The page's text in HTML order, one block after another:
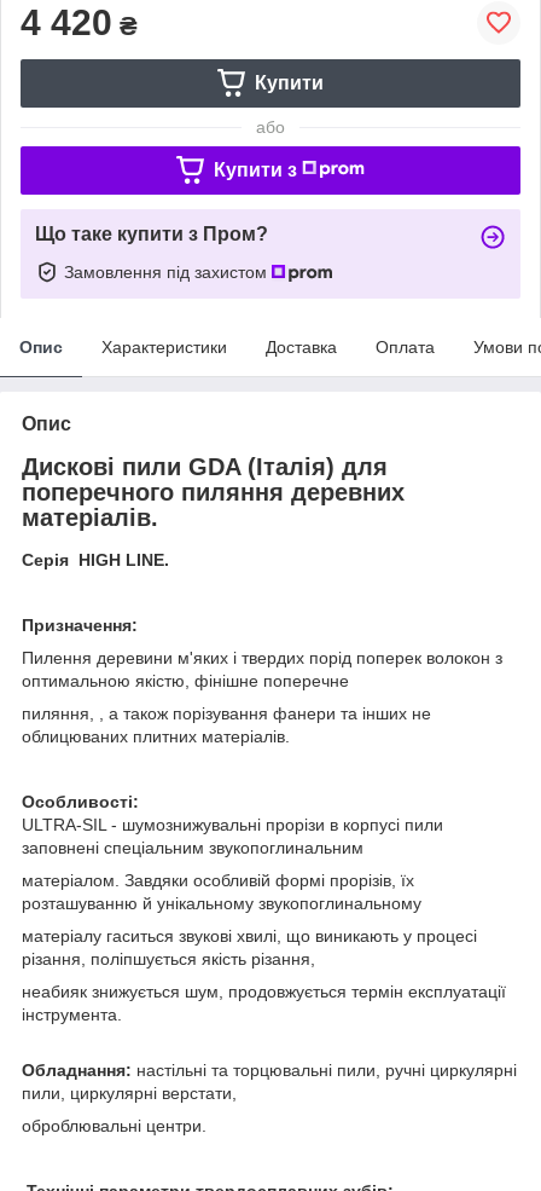
4 420 ₴
Купити
або
Купити з
Що таке купити з Пром?
Замовлення під захистом
Опис Характеристики Доставка Оплата Умови
Опис
Дискові пили GDA (Італія) для
поперечного пиляння деревних
матеріалів.
Серія HIGH LINE.
Призначення:
Пилення деревини м'яких і твердих порід поперек волокон з
оптимальною якістю, фінішне поперечне
пиляння, , а також порізування фанери та інших не
облицюваних плитних матеріалів.
Особливості:
ULTRA-SIL - шумознижувальні прорізи в корпусі пили
заповнені спеціальним звукопоглинальним
матеріалом. Завдяки особливій формі прорізів, їх
розташуванню й унікальному звукопоглинальному
матеріалу гаситься звукові хвилі, що виникають у процесі
різання, поліпшується якість різання,
неабияк знижується шум, продовжується термін експлуатації
інструмента.
Обладнання: настільні та торцювальні пили, ручні циркулярні
пили, циркулярні верстати,
оброблювальні центри.